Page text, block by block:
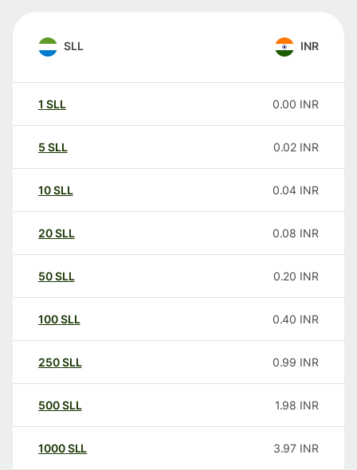
SLL INR
1 SLL 0.00 INR
5 SLL 0.02 INR
10SLL 0.04 INR
20SLL 0.08 INR
50SLL 0.20 INR
100SLL 0.40 INR
250SLL 0.99 INR
500SLL 1.98 INR
1000SLL 3.97 INR